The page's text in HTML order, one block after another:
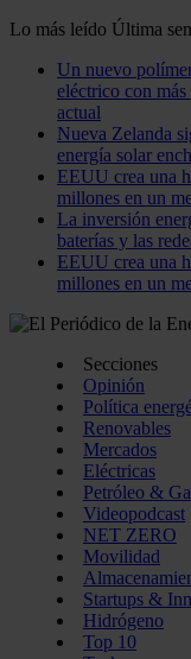
Lo más leído Última
Un nuevo
eléctrico con
actual
Nueva Zelanda
energía solar
EEUU crea una
millones en un
La inversión
baterías y las
EEUU crea una
millones en un
Secciones
Opinión
Política
Renovables
Mercados
Eléctricas
Petróleo &
Videopodcast
NET ZERO
Movilidad
Startups &
Hidrógeno
Top 10